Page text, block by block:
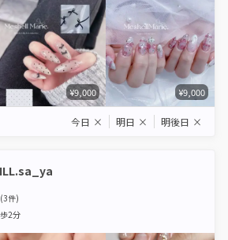
¥9,000 ¥9,000
今日 × 明日 × 明後日 ×
(3件)
2分